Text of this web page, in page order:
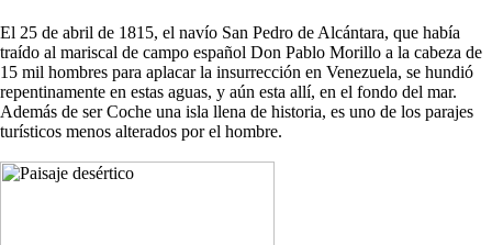
El 25 de abril de 1815, el navío San Pedro de Alcántara, que había
traído al mariscal de campo español Don Pablo Morillo a la cabeza de
15 mil hombres para aplacar la insurrección en Venezuela, se hundió
repentinamente en estas aguas, y aún esta allí, en el fondo del mar.
Además de ser Coche una isla llena de historia, es uno de los parajes
turísticos menos alterados por el hombre.